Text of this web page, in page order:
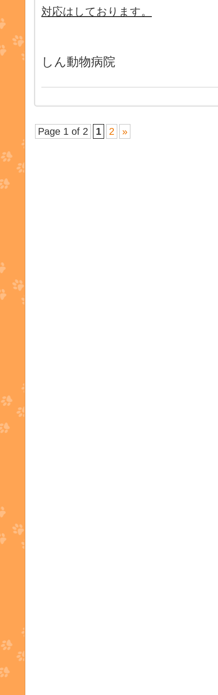
対応はしております。
しん動物病院
Page 1 of 2 1 2 »